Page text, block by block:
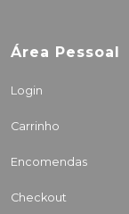
Área Pessoal
Login
Carrinho
Encomendas
Checkout